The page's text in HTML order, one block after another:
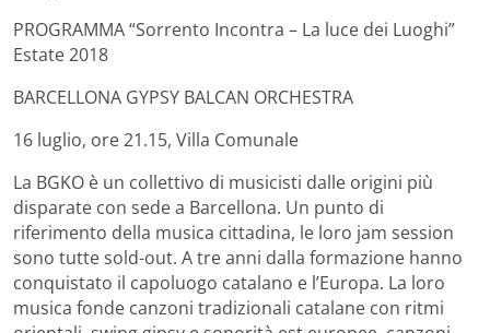
PROGRAMMA “Sorrento Incontra – La luce dei Luoghi”
Estate 2018
BARCELLONA GYPSY BALCAN ORCHESTRA
16 luglio, ore 21.15, Villa Comunale
La BGKO è un collettivo di musicisti dalle origini più
disparate con sede a Barcellona. Un punto di
riferimento della musica cittadina, le loro jam session
sono tutte sold-out. A tre anni dalla formazione hanno
conquistato il capoluogo catalano e l’Europa. La loro
musica fonde canzoni tradizionali catalane con ritmi